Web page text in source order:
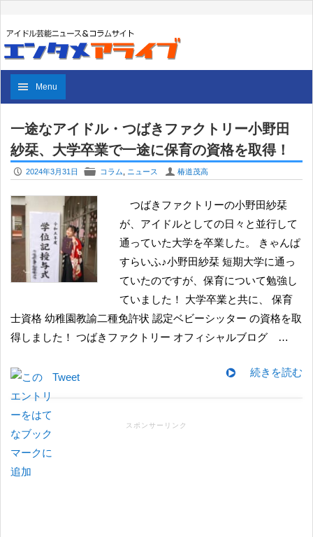
Menu
一途なアイドル・つばきファクトリー小野田
紗栞、大学卒業で一途に保育の資格を取得！
P 2024年3月31日 F コラム ニュース U 椿道茂高
つばきファクトリーの小野田紗栞
が、アイドルとしての日々と並行して
通っていた大学を卒業した。 きゃんぱ
すらいふ♪小野田紗栞 短期大学に通っ
ていたのですが、保育について勉強し
ていました！ 大学卒業と共に、 保育
士資格 幼稚園教諭二種免許状 認定ベビーシッター の資格を取
得しました！ つばきファクトリー オフィシャルブログ …
続きを読む
Tweet
スポンサーリンク